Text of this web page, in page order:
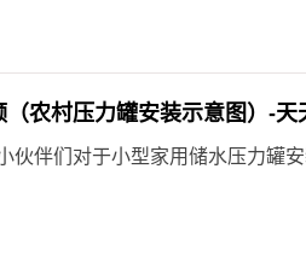
农村压力罐安装示意图）-天
伙伴们对于小型家用储水压力罐